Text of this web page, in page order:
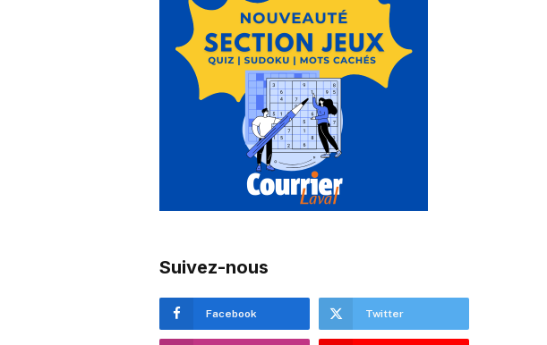
Suivez-nous
Facebook Twitter